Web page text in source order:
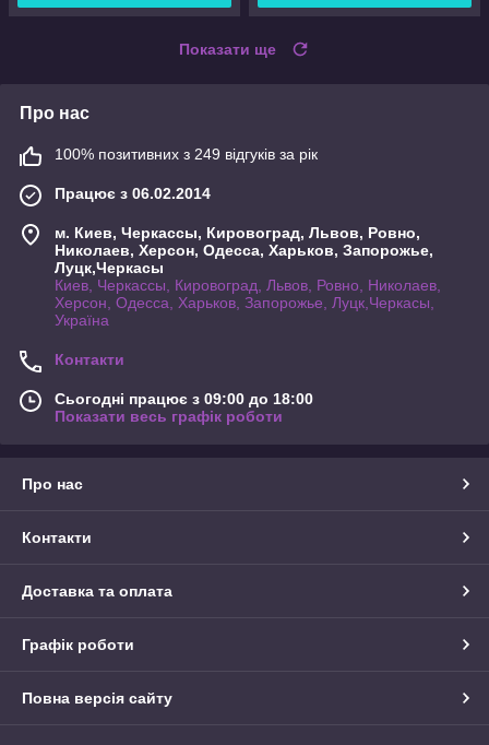
Показати ще
Про нас
100% позитивних з 249 відгуків за рік
Працює з 06.02.2014
м. Киев, Черкассы, Кировоград, Львов, Ровно,
Николаев, Херсон, Одесса, Харьков, Запорожье,
Луцк,Черкасы
Киев, Черкассы, Кировоград, Львов, Ровно, Николаев,
Херсон, Одесса, Харьков, Запорожье, Луцк,Черкасы,
Україна
Контакти
Сьогодні працює з 09:00 до 18:00
Показати весь графік роботи
Про нас
Контакти
Доставка та оплата
Графік роботи
Повна версія сайту